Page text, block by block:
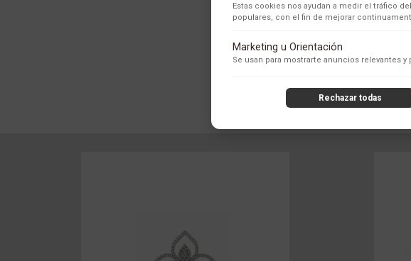
Estas cookies nos ayudan a medir el tráfico
populares, con el fin de mejorar
Adobe Analytics
Utilizamos Adobe Analytics para recopilar datos de
los usuarios.
ContentSquare
con exclusión de datos sensibles) y análisis de
Marketing u Orientación
Se usan para mostrarte anuncios relevantes
Rechazar todas